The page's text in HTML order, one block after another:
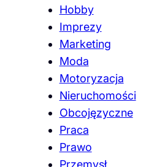
Hobby
Imprezy
Marketing
Moda
Motoryzacja
Nieruchomości
Obcojęzyczne
Praca
Prawo
Przemysł